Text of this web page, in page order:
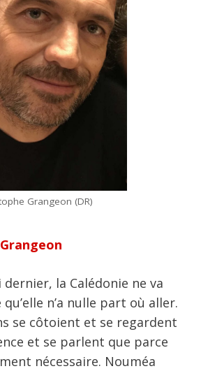
Grangeon (DR)
dernier, la Calédonie ne va
n’a nulle part où aller.
se côtoient et se regardent
et se parlent que parce
nécessaire. Nouméa